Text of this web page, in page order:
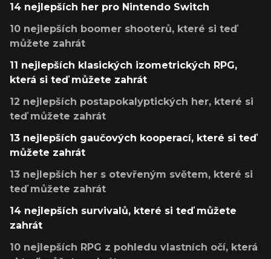
14 nejlepších her pro Nintendo Switch
10 nejlepších boomer shooterů, které si teď
můžete zahrát
11 nejlepších klasických izometrických RPG,
která si teď můžete zahrát
12 nejlepších postapokalyptických her, které si
teď můžete zahrát
13 nejlepších gaučových kooperací, které si teď
můžete zahrát
13 nejlepších her s otevřeným světem, které si
teď můžete zahrát
14 nejlepších survivalů, které si teď můžete
zahrát
10 nejlepších RPG z pohledu vlastních očí, která